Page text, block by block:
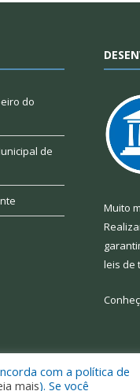
do
de
Muito
leis de
Mapa do Site
com a política de
mais). Se você